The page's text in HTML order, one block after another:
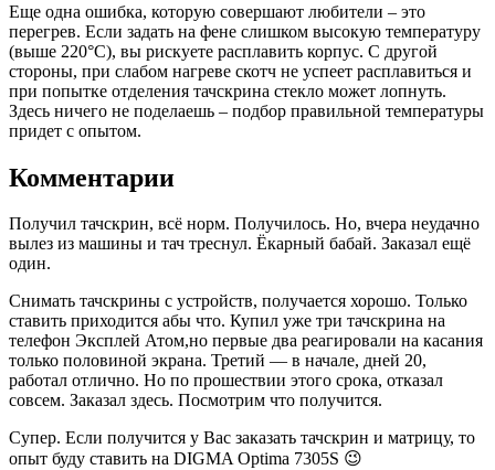
Еще одна ошибка, которую совершают любители – это
перегрев. Если задать на фене слишком высокую температуру
(выше 220°C), вы рискуете расплавить корпус. С другой
стороны, при слабом нагреве скотч не успеет расплавиться и
при попытке отделения тачскрина стекло может лопнуть.
Здесь ничего не поделаешь – подбор правильной температуры
придет с опытом.
Комментарии
Получил тачскрин, всё норм. Получилось. Но, вчера неудачно
вылез из машины и тач треснул. Ёкарный бабай. Заказал ещё
один.
Cнимать тачскрины с устройств, получается хорошо. Только
ставить приходится абы что. Купил уже три тачскрина на
телефон Эксплей Атом,но первые два реагировали на касания
только половиной экрана. Третий — в начале, дней 20,
работал отлично. Но по прошествии этого срока, отказал
совсем. Заказал здесь. Посмотрим что получится.
Супер. Если получится у Вас заказать тачскрин и матрицу, то
опыт буду ставить на DIGMA Optima 7305S 😉